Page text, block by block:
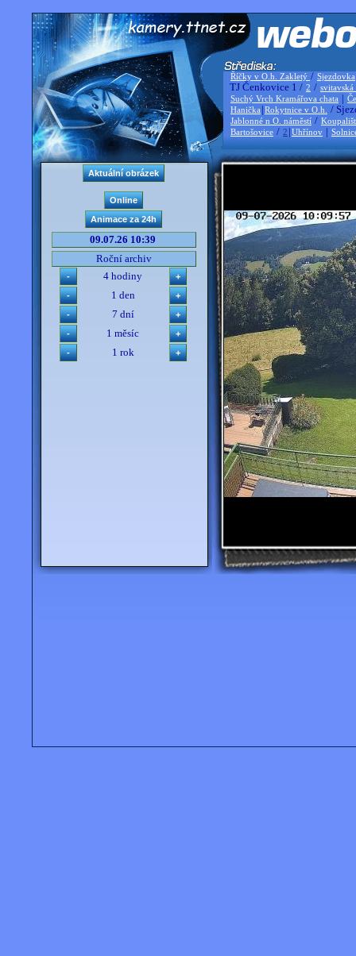
Říčky v O.h. Zakletý / Sjezdovka
TJ Čenkovice 1 / 2 / svitavská
Suchý Vrch Kramářova chata |
Hanička |Rokytnice v O.h. /
Jablonné n O. náměstí /
Bartošovice / 2 |Uhřínov |
09.07.26 10:39
Roční archiv
4 hodiny
1 den
7 dní
1 měsíc
1 rok